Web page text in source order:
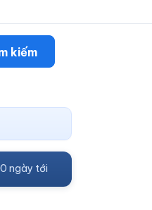
kiếm
ngày tới